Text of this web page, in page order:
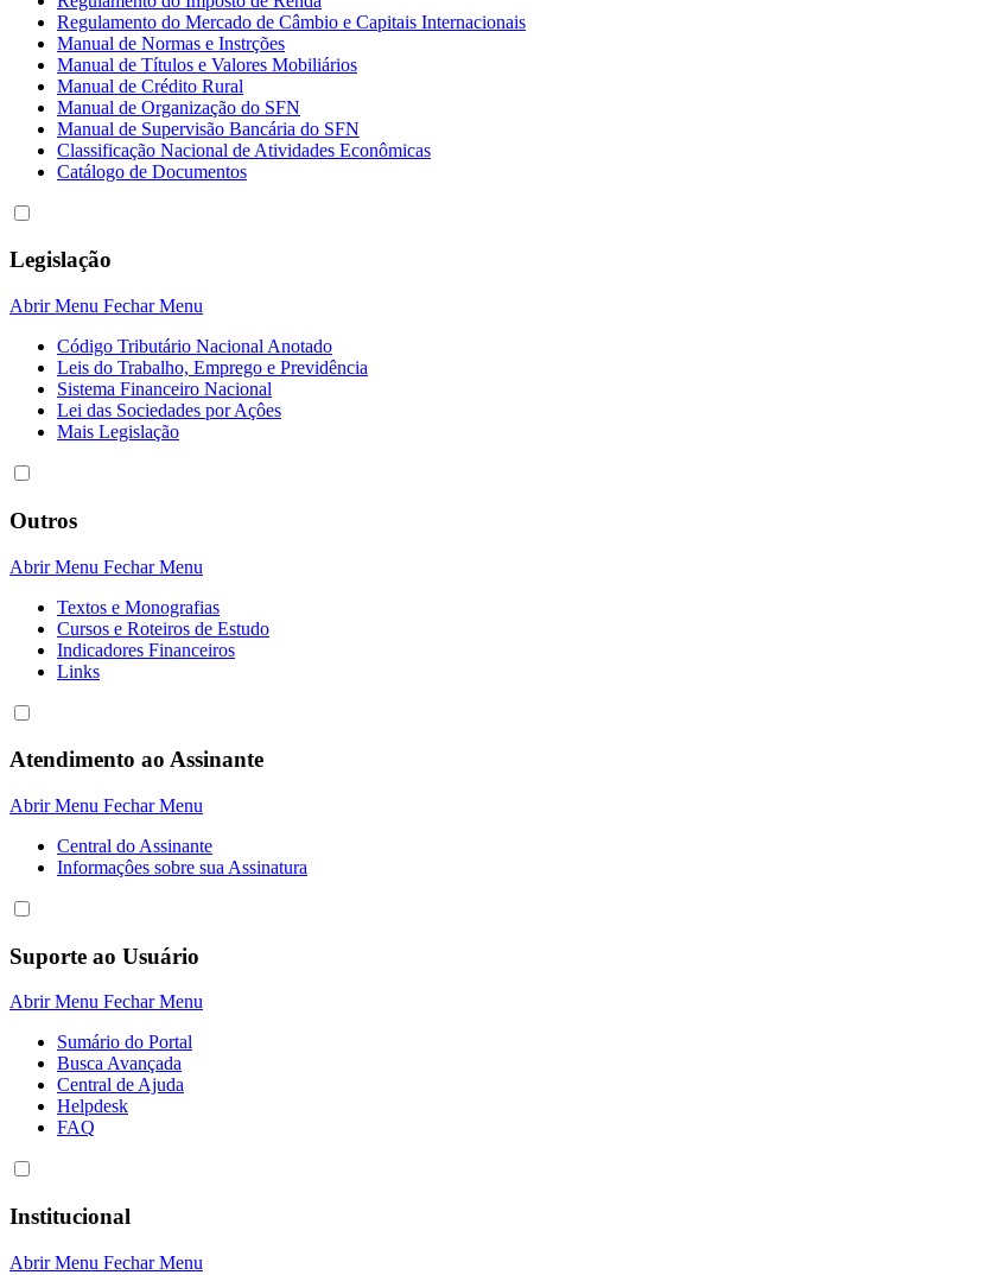
Regulamento do Mercado de Câmbio e Capitais Internacionais
Manual de Normas e Instrções
Manual de Títulos e Valores Mobiliários
Manual de Crédito Rural
Manual de Organização do SFN
Manual de Supervisão Bancária do SFN
Classificação Nacional de Atividades Econômicas
Catálogo de Documentos
Legislação
Abrir Menu Fechar Menu
Código Tributário Nacional Anotado
Leis do Trabalho, Emprego e Previdência
Sistema Financeiro Nacional
Lei das Sociedades por Açôes
Mais Legislação
Outros
Abrir Menu Fechar Menu
Textos e Monografias
Cursos e Roteiros de Estudo
Indicadores Financeiros
Links
Atendimento ao Assinante
Abrir Menu Fechar Menu
Central do Assinante
Informaçôes sobre sua Assinatura
Suporte ao Usuário
Abrir Menu Fechar Menu
Sumário do Portal
Busca Avançada
Central de Ajuda
Helpdesk
FAQ
Institucional
Abrir Menu Fechar Menu